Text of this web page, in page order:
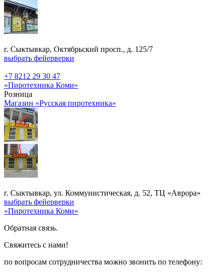
г. Сыктывкар, Октябрьский просп., д. 125/7
выбрать фейерверки
+7 8212 29 30 47
«Пиротехника Коми»
Розница
Магазин «Русская пиротехника»
г. Сыктывкар, ул. Коммунистическая, д. 52, ТЦ «Аврора»
выбрать фейерверки
«Пиротехника Коми»
Обратная связь.
Свяжитесь с нами!
по вопросам сотрудничества можно звонить по телефону: